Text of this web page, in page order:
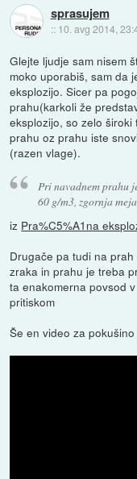
sprasujem
:: 10. avg 2014,
Glejte ljudje sam nisem
moko uporabiš, sam da
eksplozijo. Sicer pa
prahu(karkoli že
eksplozijo, so zelo
prahu oz prahu iste
(razen vlage).
Pri navadnem prahu
60 g/m3, zgornja
iz Pra%C5%A1na
Drugače pa tudi na
zraka in prahu je treba
ta enakomerna povsod
pritiskom
Še en video za pokušino